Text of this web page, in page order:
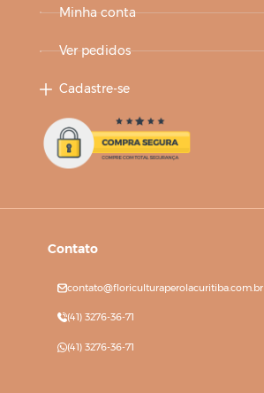
Minha conta
Ver pedidos
Cadastre-se
Contato
contato@floriculturaperolacuritiba.com.br
(41) 3276-36-71
(41) 3276-36-71